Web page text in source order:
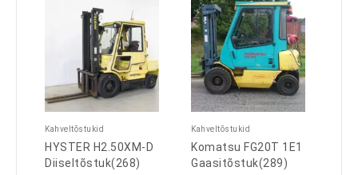
Kahveltõstukid
HYSTER H2.50XM-D
Diiseltõstuk(268)
Kahveltõstukid
Komatsu FG20T 1E1
Gaasitõstuk(289)